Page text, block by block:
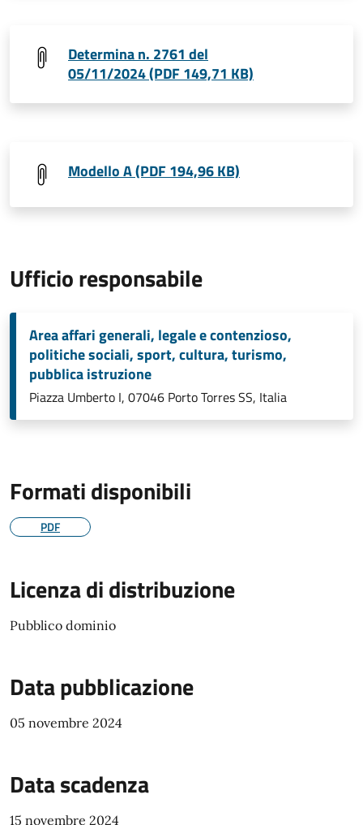
Determina n. 2761 del
05/11/2024 (PDF 149,71 KB)
Modello A (PDF 194,96 KB)
Ufficio responsabile
Area affari generali, legale e contenzioso,
politiche sociali, sport, cultura, turismo,
pubblica istruzione
Piazza Umberto I, 07046 Porto Torres SS, Italia
Formati disponibili
PDF
Licenza di distribuzione
Pubblico dominio
Data pubblicazione
05 novembre 2024
Data scadenza
15 novembre 2024